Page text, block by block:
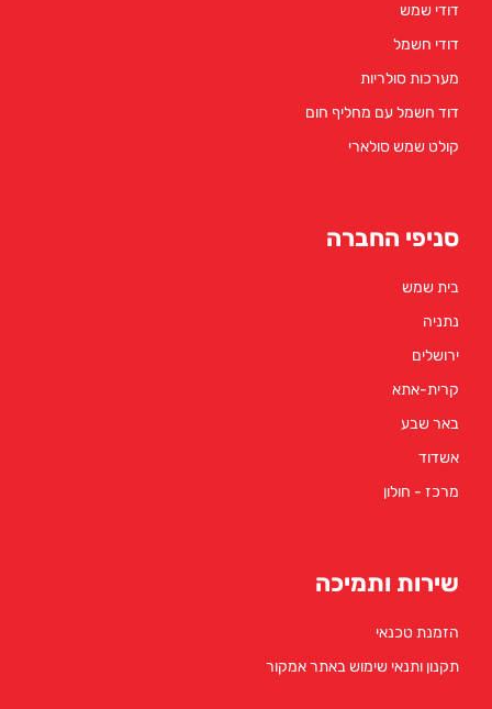
דודי שמש
דודי חשמל
מערכות סולריות
דוד חשמל עם מחליף חום
קולט שמש סולארי
סניפי החברה
בית שמש
נתניה
ירושלים
קרית-אתא
באר שבע
אשדוד
מרכז - חולון
שירות ותמיכה
הזמנת טכנאי
תקנון ותנאי שימוש באתר אמקור